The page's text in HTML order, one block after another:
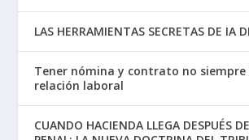
LAS HERRAMIENTAS SECRETAS DE IA
Tener nómina y contrato no
relación laboral
CUANDO HACIENDA LLEGA DESPUÉS